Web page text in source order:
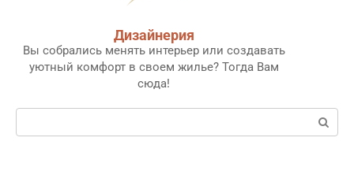
Дизайнерия
Вы собрались менять интерьер или создавать
уютный комфорт в своем жилье? Тогда Вам
сюда!
Поиск: